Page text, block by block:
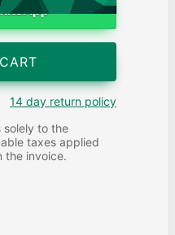
14 day return policy
solely to the
taxes applied
the invoice.